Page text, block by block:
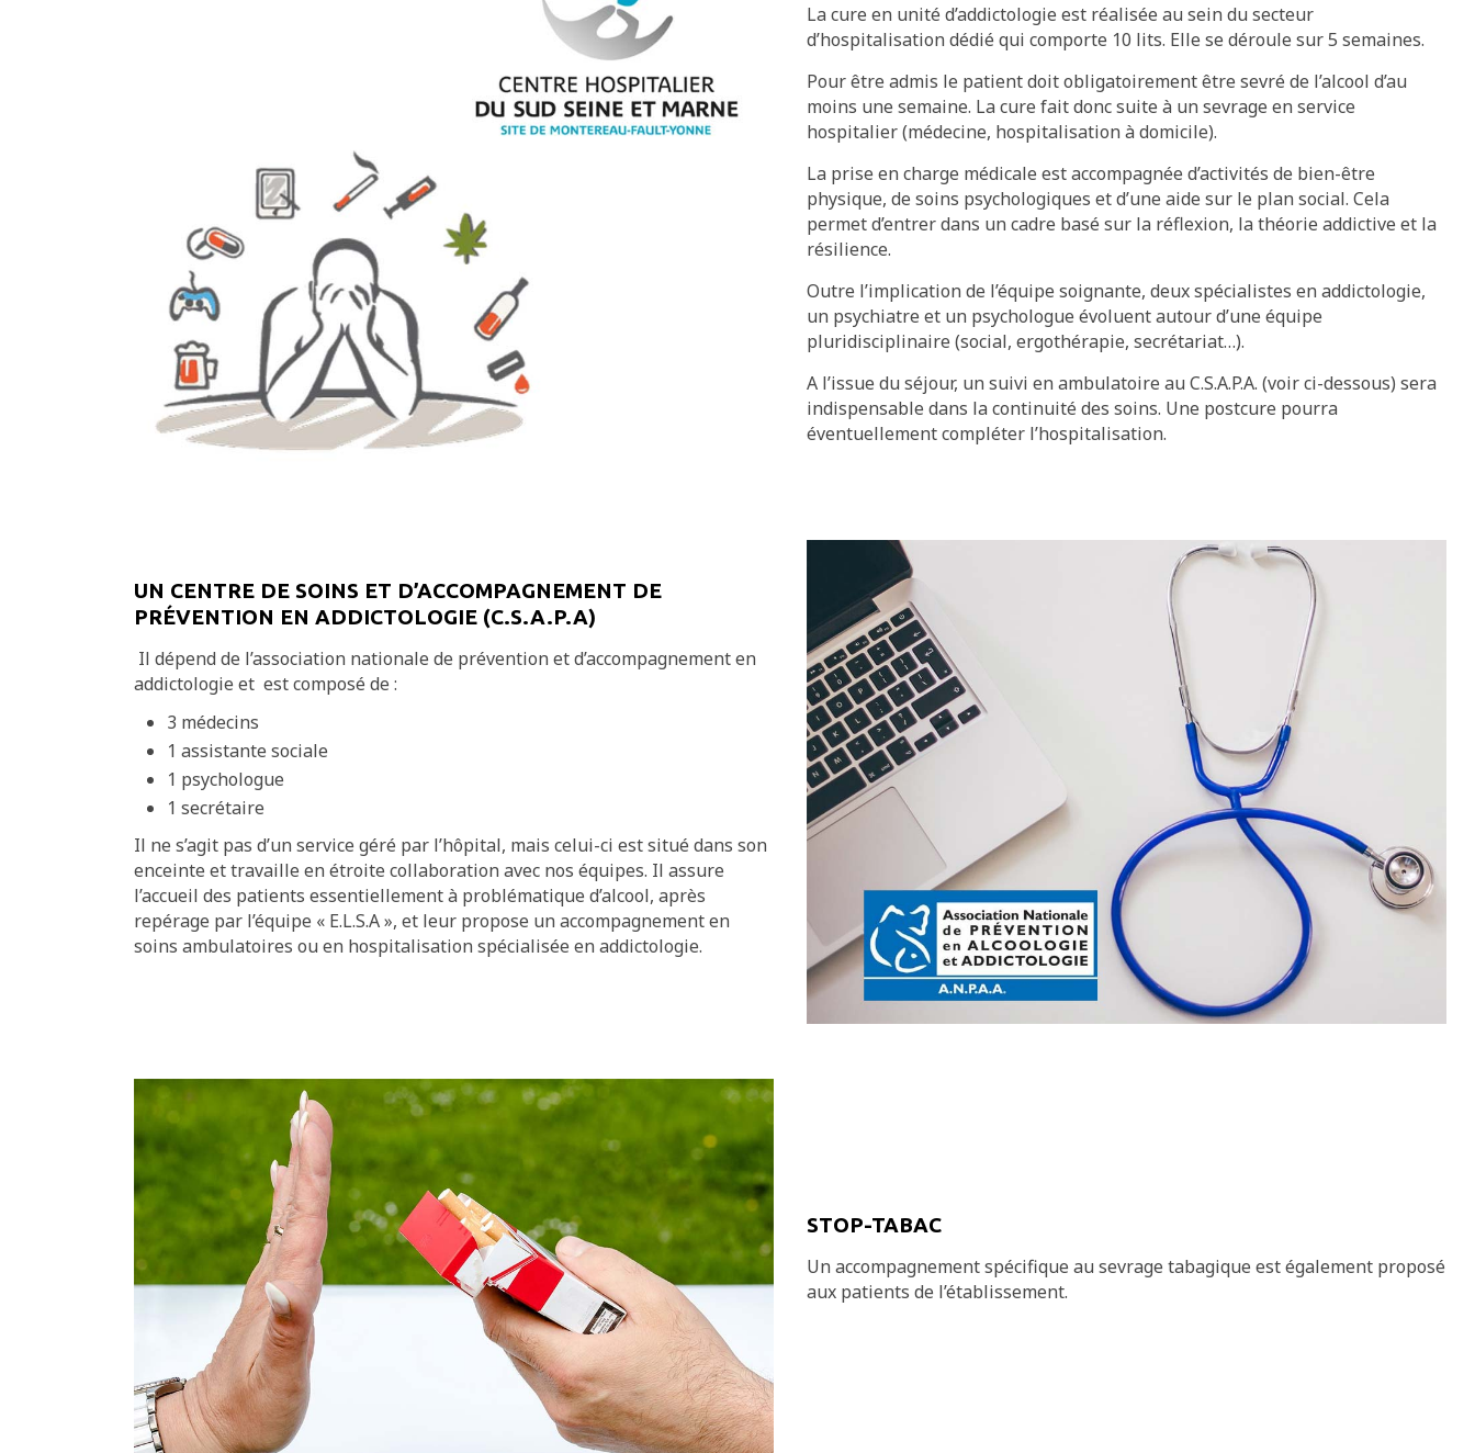
La cure en unité d’addictologie est réalisée au sein du secteur
d’hospitalisation dédié qui comporte 10 lits. Elle se déroule sur 5 semaines.
Pour être admis le patient doit obligatoirement être sevré de l’alcool d’au
moins une semaine. La cure fait donc suite à un sevrage en service
hospitalier (médecine, hospitalisation à domicile).
La prise en charge médicale est accompagnée d’activités de bien-être
physique, de soins psychologiques et d’une aide sur le plan social. Cela
permet d’entrer dans un cadre basé sur la réflexion, la théorie addictive et la
résilience.
Outre l’implication de l’équipe soignante, deux spécialistes en addictologie,
un psychiatre et un psychologue évoluent autour d’une équipe
pluridisciplinaire (social, ergothérapie, secrétariat…).
A l’issue du séjour, un suivi en ambulatoire au C.S.A.P.A. (voir ci-dessous) sera
indispensable dans la continuité des soins. Une postcure pourra
éventuellement compléter l’hospitalisation.
UN CENTRE DE SOINS ET D’ACCOMPAGNEMENT DE
PRÉVENTION EN ADDICTOLOGIE (C.S.A.P.A)
Il dépend de l’association nationale de prévention et d’accompagnement en
addictologie et est composé de :
3 médecins
1 assistante sociale
1 psychologue
1 secrétaire
Il ne s’agit pas d’un service géré par l’hôpital, mais celui-ci est situé dans son
enceinte et travaille en étroite collaboration avec nos équipes. Il assure
l’accueil des patients essentiellement à problématique d’alcool, après
repérage par l’équipe « E.L.S.A », et leur propose un accompagnement en
soins ambulatoires ou en hospitalisation spécialisée en addictologie.
STOP-TABAC
Un accompagnement spécifique au sevrage tabagique est également proposé
aux patients de l’établissement.